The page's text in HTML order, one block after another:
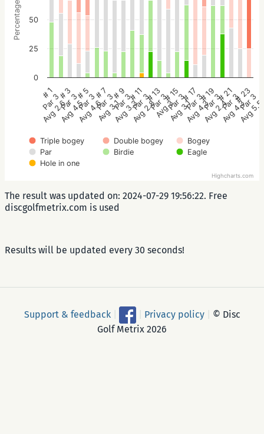
Percentage
Triple bogey Double bogey
Bogey
Par
Birdie
Eagle
Hole in one
# 1
Par 3
Avg 2.6
# 3
Par 3
Avg 4.5
# 5
Par 3
Avg 4.6
# 7
Par 3
Avg 3.1
# 9
Par 3
Avg 3.3
# 11
Par 3
Avg 2.8
# 13
Par 3
Avg 3
# 15
Par 3
Avg 3.1
# 17
Par 3
Avg 4.3
# 19
Par 3
Avg 2.4
# 21
Par 3
Avg 4.3
# 23
Par 3
Avg 5.5
0
25
50
Highcharts.com
The result was updated on: 2024-07-29 19:56:22. Free
discgolfmetrix.com is used
Results will be updated every 30 seconds!
Support & feedback Privacy policy
© Disc
Golf Metrix 2026